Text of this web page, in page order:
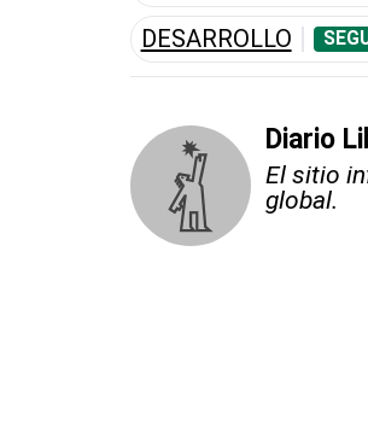
DESARROLLO
Diario
El sitio
global.